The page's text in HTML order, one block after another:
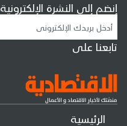
الرئيسية
إنضم إلى النشرة الإلكترونية
تابعنا على